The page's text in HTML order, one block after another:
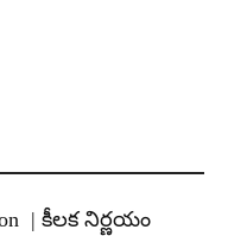
| కీలక నిర్ణయం